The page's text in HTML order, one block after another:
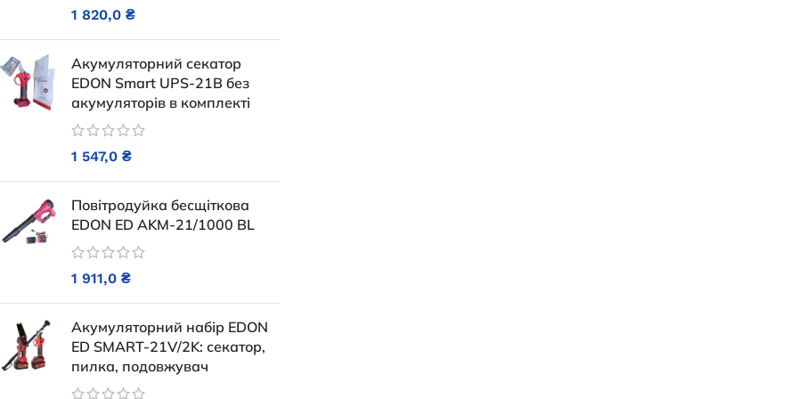
В наявності
23 660,0₴
ДОДАТИ В КОШИК
Генератор бензиновий EDON PT-
1 820,0 ₴
Акумуляторний секатор
EDON Smart UPS-21B без
акумуляторів в комплекті
1 547,0 ₴
Повітродуйка бесщіткова
EDON ED AKM-21/1000 BL
1 911,0 ₴
Акумуляторний набір EDON
ED SMART-21V/2K: секатор,
пилка, подовжувач